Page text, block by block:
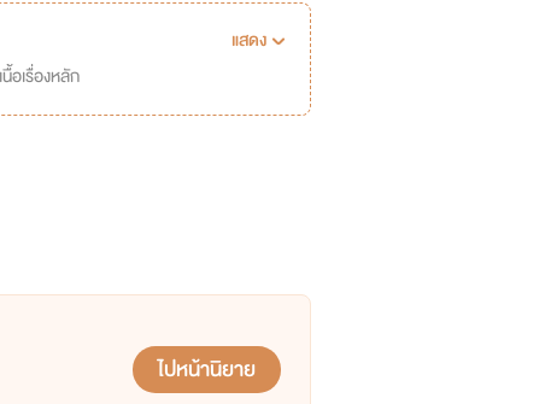
แสดง
อเรื่องหลัก
ไปหน้านิยาย